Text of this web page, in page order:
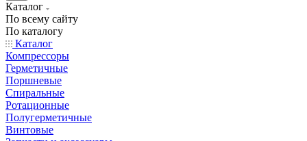
Каталог
По всему сайту
По каталогу
Каталог
Компрессоры
Герметичные
Поршневые
Спиральные
Ротационные
Полугерметичные
Винтовые